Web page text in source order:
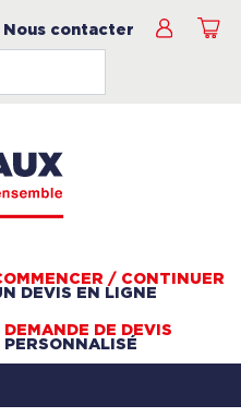
Nous contacter
/ CONTINUER
DEVIS EN LIGNE
DEMANDE DE DEVIS
PERSONNALISÉ